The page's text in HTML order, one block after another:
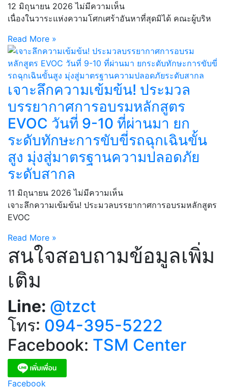
12 มิถุนายน 2026ไม่มีความเห็น
เนื่องในวาระแห่งความโศกเศร้าอันหาที่สุดมิได้ คณะผู้บริห
Read More »
เจาะลึกความเข้มข้น! ประมวล
บรรยากาศการอบรมหลักสูตร
EVOC วันที่ 9-10 ที่ผ่านมา ยก
ระดับทักษะการขับขี่รถฉุกเฉินขั้น
สูง มุ่งสู่มาตรฐานความปลอดภัย
ระดับสากล
11 มิถุนายน 2026ไม่มีความเห็น
เจาะลึกความเข้มข้น! ประมวลบรรยากาศการอบรมหลักสูตร
EVOC
Read More »
สนใจสอบถามข้อมูลเพิ่ม
เติม
Line: @tzct
โทร: 094-395-5222
Facebook: TSM Center
Facebook